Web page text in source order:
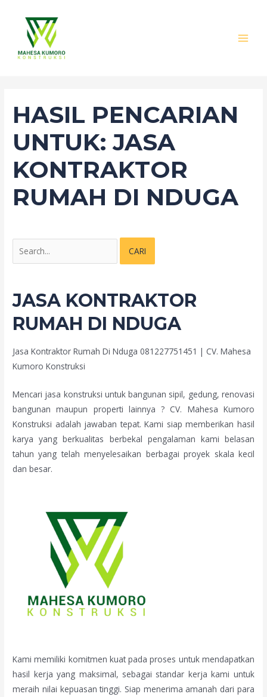
HASIL PENCARIAN
UNTUK:JASA
KONTRAKTOR
RUMAH DI NDUGA
untuk:
JASA KONTRAKTOR
RUMAH DI NDUGA
Jasa Kontraktor Rumah Di Nduga 081227751451 | CV. Mahesa
Kumoro Konstruksi
Mencari jasa konstruksi untuk bangunan sipil, gedung, renovasi
bangunan maupun properti lainnya ? CV. Mahesa Kumoro
Konstruksi adalah jawaban tepat. Kami siap memberikan hasil
karya yang berkualitas berbekal pengalaman kami belasan
tahun yang telah menyelesaikan berbagai proyek skala kecil
dan besar.
Kami memiliki komitmen kuat pada proses untuk mendapatkan
hasil kerja yang maksimal, sebagai standar kerja kami untuk
meraih nilai kepuasan tinggi. Siap menerima amanah dari para